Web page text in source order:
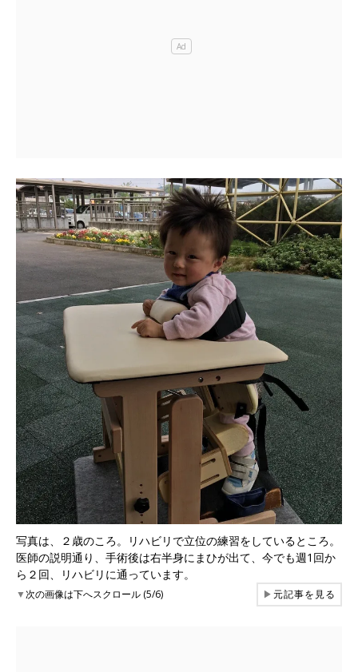
写真は、２歳のころ。リハビリで立位の練習をしているところ。
医師の説明通り、手術後は右半身にまひが出て、今でも週1回か
ら２回、リハビリに通っています。
▼次の画像は下へスクロール (5/6) ▶元記事を見る